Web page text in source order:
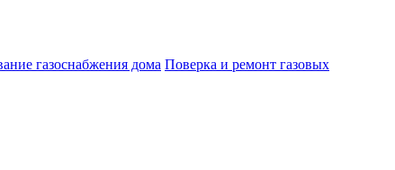
газоснабжения дома Поверка и ремонт газовых